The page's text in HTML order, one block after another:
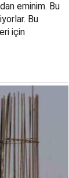
eminim. Bu
Bu
için